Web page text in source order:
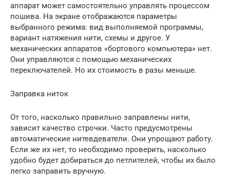
аппарат может самостоятельно управлять процессом
пошива. На экране отображаются параметры
выбранного режима: вид выполняемой программы,
вариант натяжения нити, схемы и другое. У
механических аппаратов «бортового компьютера» нет.
Они управляются с помощью механических
переключателей. Но их стоимость в разы меньше.
Заправка ниток
От того, насколько правильно заправлены нити,
зависит качество строчки. Часто предусмотрены
автоматические нитевдеватели. Они упрощают работу.
Если же их нет, то необходимо проверить, насколько
удобно будет добираться до петлителей, чтобы их было
легко заправить вручную.